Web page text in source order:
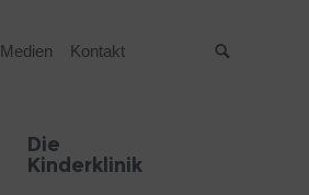
Medien Kontakt
Die
Kinderklinik